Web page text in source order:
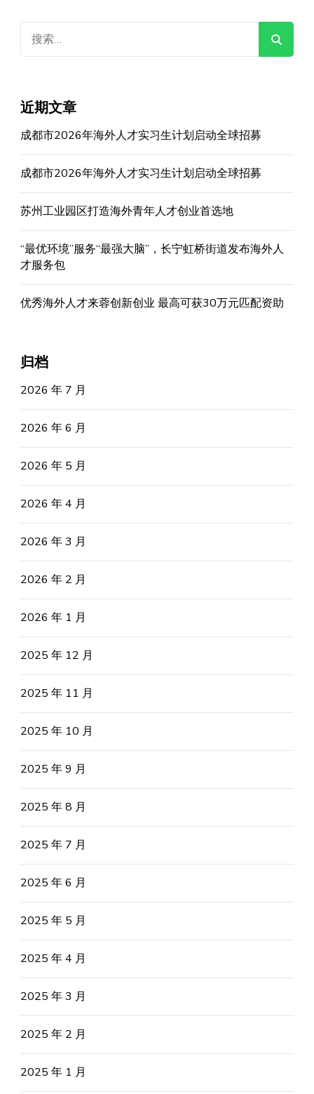
索：
近期文章
成都市2026年海外人才实习生计划启动全球招募
成都市2026年海外人才实习生计划启动全球招募
苏州工业园区打造海外青年人才创业首选地
“最优环境”服务“最强大脑”，长宁虹桥街道发布海外人
才服务包
优秀海外人才来蓉创新创业 最高可获30万元匹配资助
归档
2026 年 7 月
2026 年 6 月
2026 年 5 月
2026 年 4 月
2026 年 3 月
2026 年 2 月
2026 年 1 月
2025 年 12 月
2025 年 11 月
2025 年 10 月
2025 年 9 月
2025 年 8 月
2025 年 7 月
2025 年 6 月
2025 年 5 月
2025 年 4 月
2025 年 3 月
2025 年 2 月
2025 年 1 月